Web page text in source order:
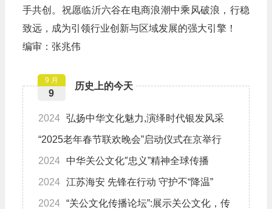
手共创。祝愿临沂六谷在电商浪潮中乘风破浪，行稳
致远，成为引领行业创新与区域发展的强大引擎！
编审：张兆伟
历史上的今天
9 月
9
2024 弘扬中华文化魅力,演绎时代银发风采
“2025老年春节联欢晚会”启动仪式在京举行
2024 中华关公文化″忠义”精神全球传播
2024 江苏海安 先锋在行动 守护不“降温”
2024 “关公文化传播论坛”:展示关公文化，传